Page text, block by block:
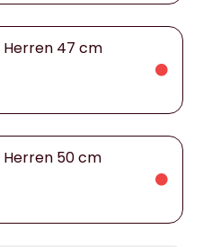
Herren 47 cm
Herren 50 cm